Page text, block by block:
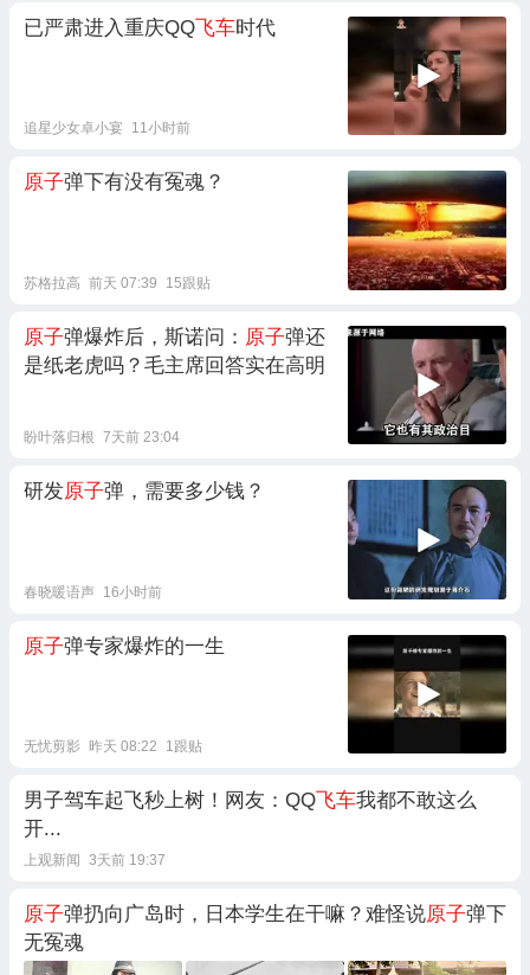
已严肃进入重庆QQ飞车时代
追星少女卓小宴 11小时前
原子弹下有没有冤魂？
苏格拉高 前天 07:39 15跟贴
原子弹爆炸后，斯诺问： 原子弹还
是纸老虎吗？毛主席回答实在高明
盼叶落归根 7天前 23:04
研发原子弹，需要多少钱？
春晓暖语声 16小时前
原子弹专家爆炸的一生
无忧剪影 昨天 08:22 1跟贴
男子驾车起飞秒上树！网友：QQ飞车我都不敢这么
开...
上观新闻 3天前 19:37
原子弹扔向广岛时，日本学生在干嘛？难怪说原子弹下
无冤魂